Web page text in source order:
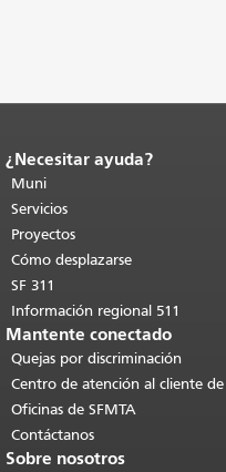
Fin del contenido de la página.
de esta página se repite en todas
páginas.Volver al principio del
contenido principal
¿Necesitar ayuda?
Muni
Servicios
Proyectos
Cómo desplazarse
SF 311
Información regional 511
Mantente conectado
Quejas por discriminación
Centro de atención al cliente de
Oficinas de SFMTA
Contáctanos
Sobre nosotros